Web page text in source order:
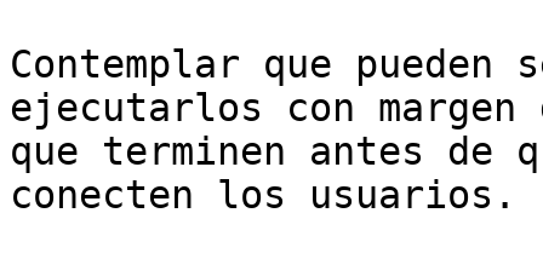
Contemplar que
ejecutarlos con
que terminen antes de
conecten los usuarios.